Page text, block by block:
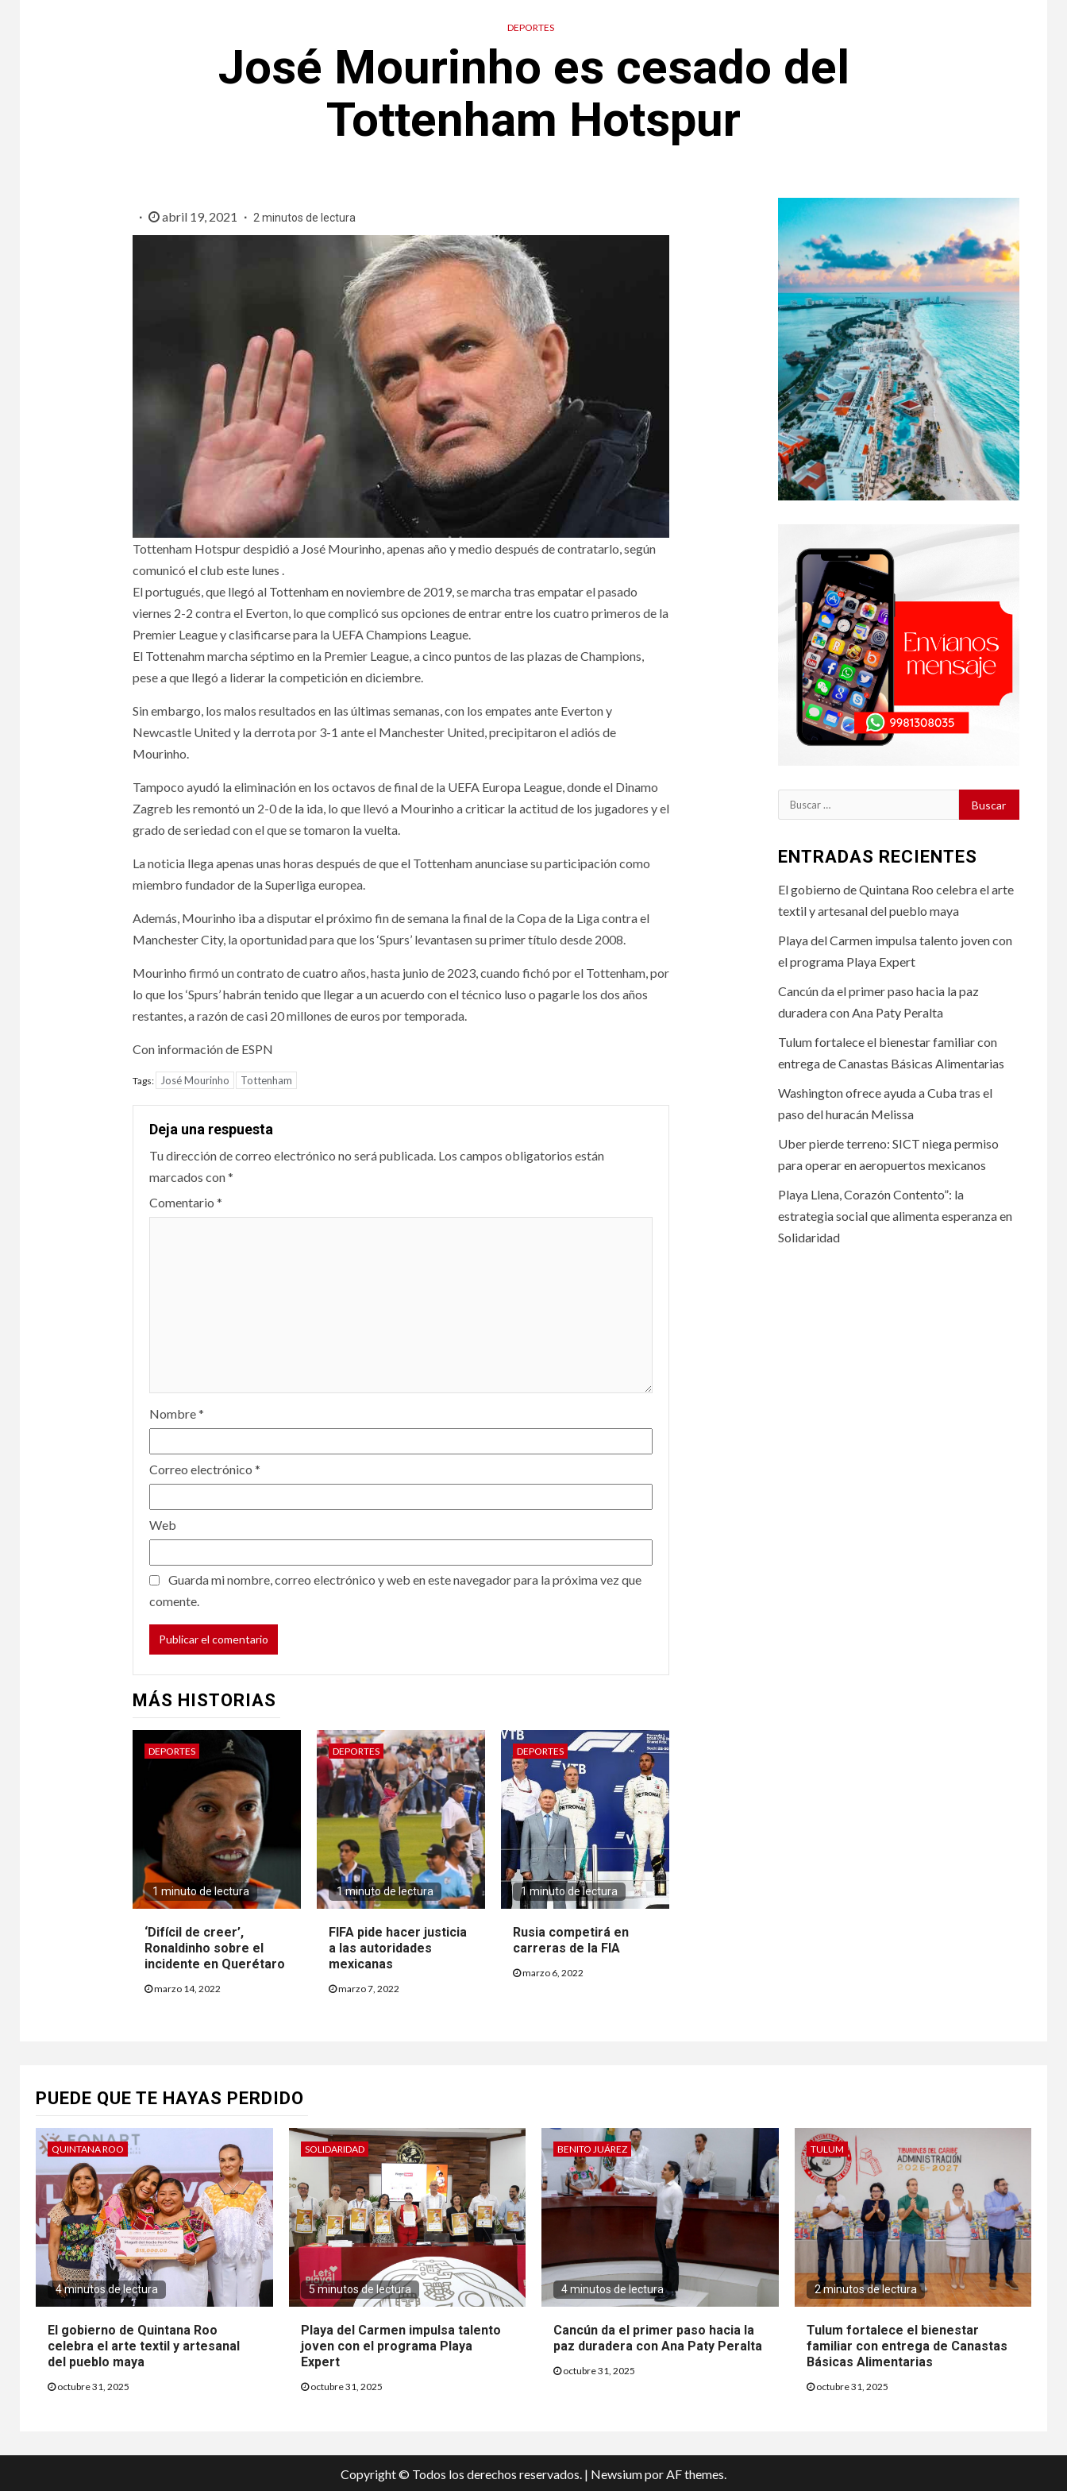
DEPORTES
José Mourinho es cesado del
Tottenham Hotspur
abril 19, 2021 2 minutos de lectura
Tottenham Hotspur despidió a José Mourinho, apenas año y medio después de contratarlo, según
comunicó el club este lunes .
El portugués, que llegó al Tottenham en noviembre de 2019, se marcha tras empatar el pasado
viernes 2-2 contra el Everton, lo que complicó sus opciones de entrar entre los cuatro primeros de la
Premier League y clasificarse para la UEFA Champions League.
El Tottenahm marcha séptimo en la Premier League, a cinco puntos de las plazas de Champions,
pese a que llegó a liderar la competición en diciembre.
Sin embargo, los malos resultados en las últimas semanas, con los empates ante Everton y
Newcastle United y la derrota por 3-1 ante el Manchester United, precipitaron el adiós de
Mourinho.
Tampoco ayudó la eliminación en los octavos de final de la UEFA Europa League, donde el Dinamo
Zagreb les remontó un 2-0 de la ida, lo que llevó a Mourinho a criticar la actitud de los jugadores y el
grado de seriedad con el que se tomaron la vuelta.
La noticia llega apenas unas horas después de que el Tottenham anunciase su participación como
miembro fundador de la Superliga europea.
Además, Mourinho iba a disputar el próximo fin de semana la final de la Copa de la Liga contra el
Manchester City, la oportunidad para que los ‘Spurs’ levantasen su primer título desde 2008.
Mourinho firmó un contrato de cuatro años, hasta junio de 2023, cuando fichó por el Tottenham, por
lo que los ‘Spurs’ habrán tenido que llegar a un acuerdo con el técnico luso o pagarle los dos años
restantes, a razón de casi 20 millones de euros por temporada.
Con información de ESPN
Tags: José Mourinho Tottenham
Deja una respuesta
Tu dirección de correo electrónico no será publicada. Los campos obligatorios están
marcados con*
Comentario *
Nombre*
Correo electrónico *
Web
Guarda mi nombre, correo electrónico y web en este navegador para la próxima vez que
comente.
MÁS HISTORIAS
DEPORTES
1 minuto de lectura
‘Difícil de creer’,
Ronaldinho sobre el
incidente en Querétaro
marzo 14, 2022
DEPORTES
1 minuto de lectura
FIFA pide hacer justicia
a las autoridades
mexicanas
marzo 7, 2022
DEPORTES
1 minuto de lectura
Rusia competirá en
carreras de la FIA
marzo 6, 2022
Buscar:
ENTRADAS RECIENTES
El gobierno de Quintana Roo celebra el arte
textil y artesanal del pueblo maya
Playa del Carmen impulsa talento joven con
el programa Playa Expert
Cancún da el primer paso hacia la paz
duradera con Ana Paty Peralta
Tulum fortalece el bienestar familiar con
entrega de Canastas Básicas Alimentarias
Washington ofrece ayuda a Cuba tras el
paso del huracán Melissa
Uber pierde terreno: SICT niega permiso
para operar en aeropuertos mexicanos
Playa Llena, Corazón Contento”: la
estrategia social que alimenta esperanza en
Solidaridad
PUEDE QUE TE HAYAS PERDIDO
QUINTANA ROO
4 minutos de lectura
El gobierno de Quintana Roo
celebra el arte textil y artesanal
del pueblo maya
octubre 31, 2025
SOLIDARIDAD
5 minutos de lectura
Playa del Carmen impulsa talento
joven con el programa Playa
Expert
octubre 31, 2025
BENITO JUÁREZ
4 minutos de lectura
Cancún da el primer paso hacia la
paz duradera con Ana Paty Peralta
octubre 31, 2025
TULUM
2 minutos de lectura
Tulum fortalece el bienestar
familiar con entrega de Canastas
Básicas Alimentarias
octubre 31, 2025
Copyright © Todos los derechos reservados. | Newsiumpor AF themes.